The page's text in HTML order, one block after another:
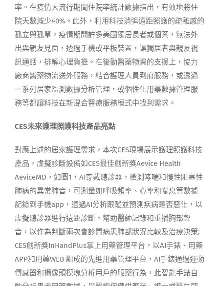
率。在疫情大流行期間住院率統計數據指出，有效地將住
院天數減少40%。此外，利用科技消弭遠距照護的疏離感的
孤立與孤單，疫情期間許多美國獨居長者或個案，無法外
出與親友見面，透過手機或平板裝置，讓獨居者與親友視
訊通話，排解心理負擔。在後勤醫藥物資的支援上，協力
廠商醫藥物流送外服務，結合護理人員到府服務，或透過
一系列居家監測數據分析管理，或個性化用藥數據管理服
務等都讓科技在新混合醫療服務模式中找到需求。
CES未來護理照護科技產品亮點
對應上述的居家護理需求，本次CES現場展示護理照護科技
產品，虛擬診斷設備如CES最佳創新獎Aevice Health
AeviceMD，如圖1，AI穿戴聽診器，檢測哮喘和慢性阻塞性
肺病的異常肺音，可測量如呼吸頻率、心率和喘息等數據
記錄到手機app，通過AI分析跟蹤並預測疾病是否惡化，以
虛擬聽診器進行遠距診斷，幫助醫師記錄和重播胸部聲
音，以作為判斷兩次會診間病患肺部狀況比較及治療決策;
CES創新獎InHandPlus掌上用藥管理平台，以AI手錶、用藥
APP和用藥WEB 組成的先進用藥管理平台，AI手錶通過運動
傳感器和攝像頭模塊分析用戶的服藥行為，此智能手錶自